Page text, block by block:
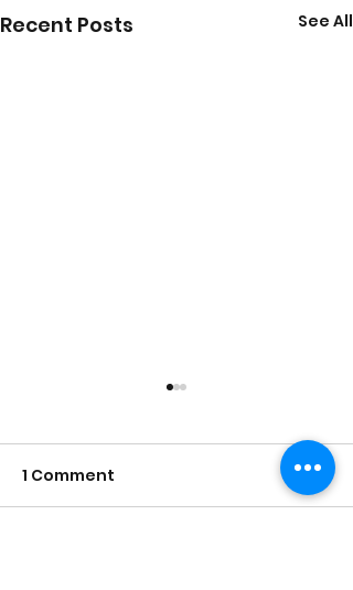
Recent Posts See All
1 Comment